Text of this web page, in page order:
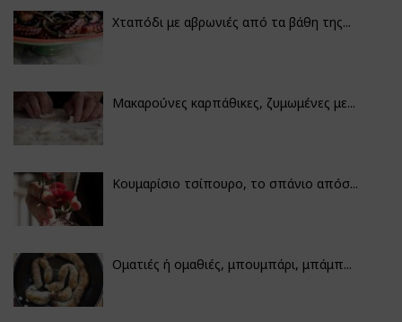
Χταπόδι με αβρωνιές από τα βάθη της...
Μακαρούνες καρπάθικες, ζυμωμένες με...
Κουμαρίσιο τσίπουρο, το σπάνιο απόσ...
Οματιές ή ομαθιές, μπουμπάρι, μπάμπ...